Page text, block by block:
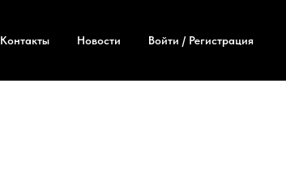
Контакты Новости Войти / Регистрация